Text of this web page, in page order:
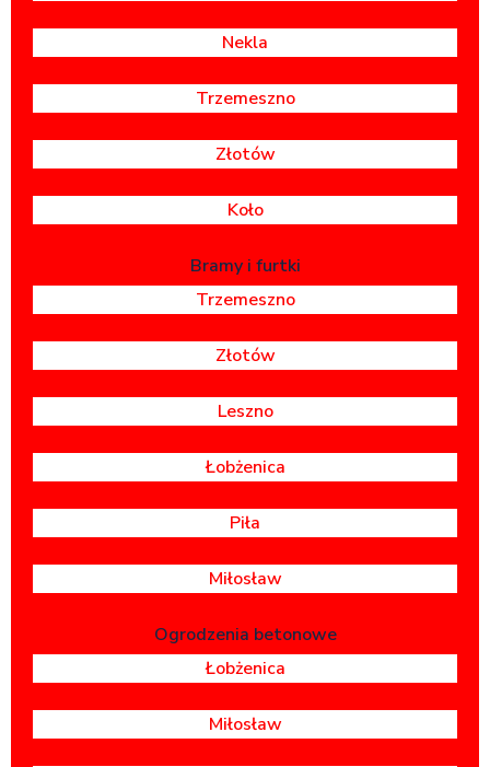
Nekla
Trzemeszno
Złotów
Koło
Bramy i furtki
Trzemeszno
Złotów
Leszno
Łobżenica
Piła
Miłosław
Ogrodzenia betonowe
Łobżenica
Miłosław